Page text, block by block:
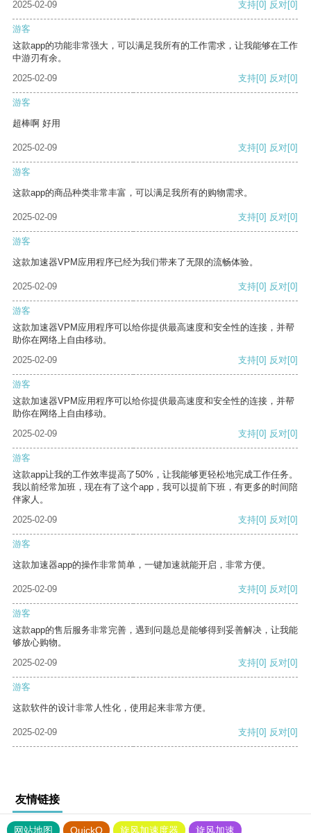
2025-02-09 支持[0] 反对[0]
游客
这款app的功能非常强大，可以满足我所有的工作需求，让我能够在工作
中游刃有余。
2025-02-09
支持[0] 反对[0]
游客
超棒啊 好用
2025-02-09 支持[0] 反对[0]
游客
这款app的商品种类非常丰富，可以满足我所有的购物需求。
2025-02-09 支持[0] 反对[0]
游客
这款加速器VPM应用程序已经为我们带来了无限的流畅体验。
2025-02-09 支持[0] 反对[0]
游客
这款加速器VPM应用程序可以给你提供最高速度和安全性的连接，并帮
助你在网络上自由移动。
2025-02-09
支持[0] 反对[0]
游客
这款加速器VPM应用程序可以给你提供最高速度和安全性的连接，并帮
助你在网络上自由移动。
2025-02-09
支持[0] 反对[0]
游客
这款app让我的工作效率提高了50%，让我能够更轻松地完成工作任务。
我以前经常加班，现在有了这个app，我可以提前下班，有更多的时间陪
伴家人。
2025-02-09
支持[0] 反对[0]
游客
这款加速器app的操作非常简单，一键加速就能开启，非常方便。
2025-02-09 支持[0] 反对[0]
游客
这款app的售后服务非常完善，遇到问题总是能够得到妥善解决，让我能
够放心购物。
2025-02-09
支持[0] 反对[0]
游客
这款软件的设计非常人性化，使用起来非常方便。
2025-02-09 支持[0] 反对[0]
友情链接
网站地图 QuickQ 旋风加速度器 旋风加速